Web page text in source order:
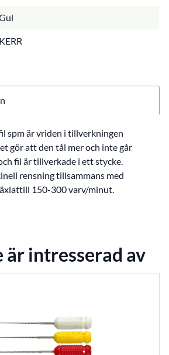
KERR
spm är vriden i tillverkningen
gör att den tål mer och inte går
fil är tillverkade i ett stycke.
rensning tillsammans med
150-300 varv/minut.
är intresserad av